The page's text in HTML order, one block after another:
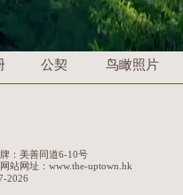
公契 鸟瞰照片
：美善同道6-10号
站网址：www.the-uptown.hk
2026